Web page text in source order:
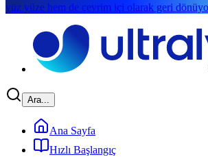
yüz yüze hem de çevrim içi olarak geri
Ara...
Ana Sayfa
Hızlı Başlangıç